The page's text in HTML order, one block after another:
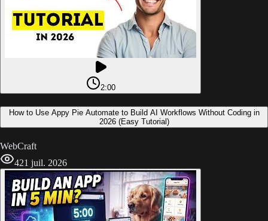
2:00
How to Use Appy Pie Automate to Build AI Workflows Without Coding in
2026 (Easy Tutorial)
WebCraft
421 juil. 2026